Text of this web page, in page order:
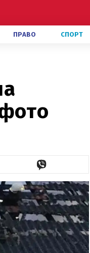
ПРАВО СПОРТ